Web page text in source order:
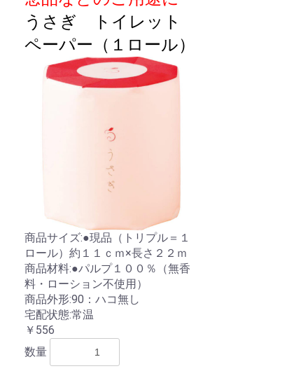
うさぎ トイレット
ペーパー（１ロール）
商品サイズ:●現品（トリプル＝１
ロール）約１１ｃｍ×長さ２２ｍ
商品材料:●パルプ１００％（無香
料・ローション不使用）
商品外形:90：ハコ無し
宅配状態:常温
￥556
数量